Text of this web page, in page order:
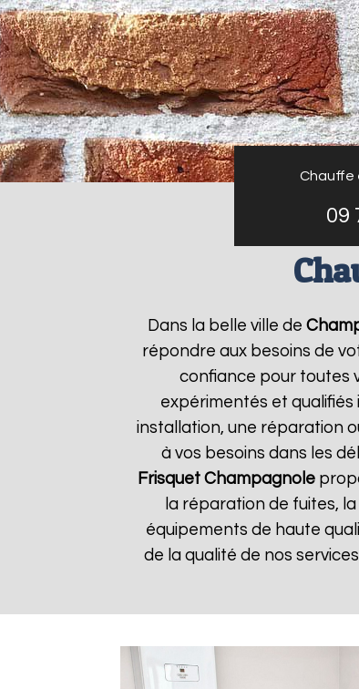
Chauffe
09
Dans la belle ville de
répondre aux besoins de
confiance pour toutes
expérimentés et
installation, une réparation
à vos besoins dans les
Frisquet Champagnole
la réparation de fuites,
équipements de haute
de la qualité de nos